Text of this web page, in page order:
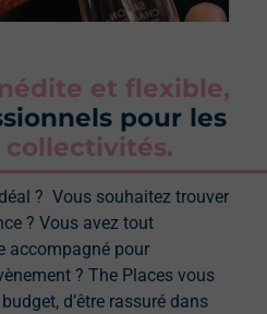
et flexible,
pour les
? Vous souhaitez trouver
? Vous avez tout
accompagné pour
? The Places vous
d’être rassuré dans